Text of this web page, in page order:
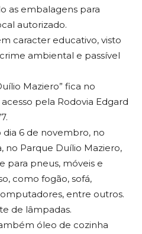
as embalagens para
autorizado.
caracter educativo, visto
ambiental e passível
Maziero” fica no
pela Rodovia Edgard
6 de novembro, no
no Parque Duílio Maziero,
para pneus, móveis e
como fogão, sofá,
entre outros.
de lâmpadas.
óleo de cozinha